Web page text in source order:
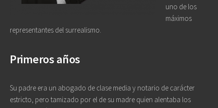
uno de los
máximos
representantes del surrealismo.
Primeros años
Su padre era un abogado de clase media y notario de carácter
estricto, pero tamizado por el de su madre quien alentaba los